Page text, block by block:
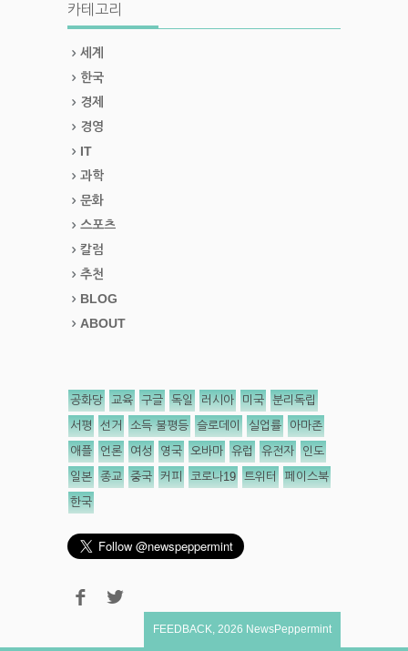
카테고리
세계
한국
경제
경영
IT
과학
문화
스포츠
칼럼
추천
BLOG
ABOUT
공화당 교육 구글 독일 러시아 미국 분리독립
서평 선거 소득 불평등 슬로데이 실업률 아마존
애플 언론 여성 영국 오바마 유럽 유전자 인도
일본 종교 중국 커피 코로나19 트위터 페이스북
한국
FEEDBACK 2026 NewsPeppermint